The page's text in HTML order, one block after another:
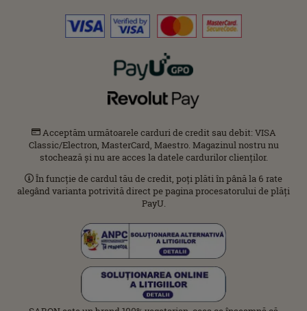
Acceptăm următoarele carduri de credit sau debit: VISA
Classic/Electron, MasterCard, Maestro. Magazinul nostru nu
stochează și nu are acces la datele cardurilor clienților.
În funcție de cardul tău de credit, poți plăti în până la 6 rate
alegând varianta potrivită direct pe pagina procesatorului de plăți
PayU.